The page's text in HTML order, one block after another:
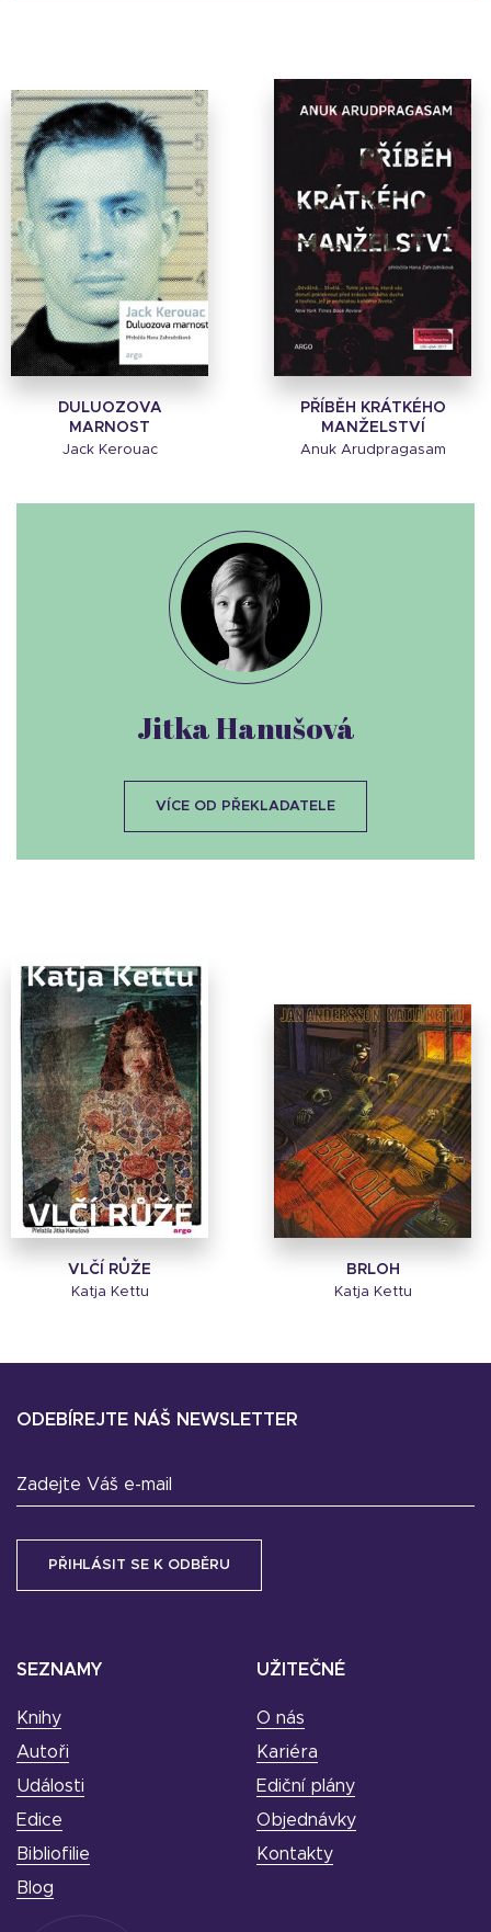
DULUOZOVA
MARNOST
Jack Kerouac
PŘÍBĚH KRÁTKÉHO
MANŽELSTVÍ
Anuk Arudpragasam
VLČÍ RŮŽE
Katja Kettu
BRLOH
Katja Kettu
Jitka Hanušová
VÍCE OD PŘEKLADATELE
SEZNAMY
Knihy
Autoři
Události
Edice
Bibliofilie
Blog
UŽITEČNÉ
O nás
Kariéra
Ediční plány
Objednávky
Kontakty
ODEBÍREJTE NÁŠ NEWSLETTER
Zadejte Váš e-mail